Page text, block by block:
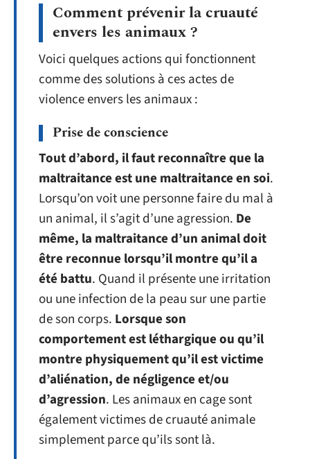
Comment prévenir la cruauté
envers les animaux ?
Voici quelques actions qui fonctionnent
comme des solutions à ces actes de
violence envers les animaux :
Prise de conscience
Tout d’abord, il faut reconnaître que la
maltraitance est une maltraitance en soi.
Lorsqu’on voit une personne faire du mal à
un animal, il s’agit d’une agression. De
même, la maltraitance d’un animal doit
être reconnue lorsqu’il montre qu’il a
été battu. Quand il présente une irritation
ou une infection de la peau sur une partie
de son corps. Lorsque son
comportement est léthargique ou qu’il
montre physiquement qu’il est victime
d’aliénation, de négligence et/ou
d’agression. Les animaux en cage sont
également victimes de cruauté animale
simplement parce qu’ils sont là.